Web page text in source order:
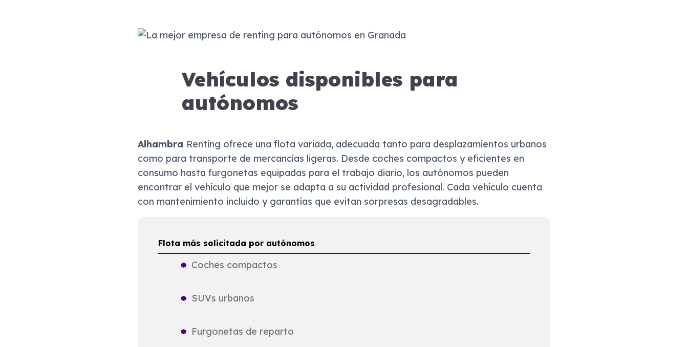
Vehículos disponibles para
autónomos
Alhambra Renting ofrece una flota variada, adecuada tanto para desplazamientos urbanos
como para transporte de mercancías ligeras. Desde coches compactos y eficientes en
consumo hasta furgonetas equipadas para el trabajo diario, los autónomos pueden
encontrar el vehículo que mejor se adapta a su actividad profesional. Cada vehículo cuenta
con mantenimiento incluido y garantías que evitan sorpresas desagradables.
Flota más solicitada por autónomos
Coches compactos
SUVs urbanos
Furgonetas de reparto